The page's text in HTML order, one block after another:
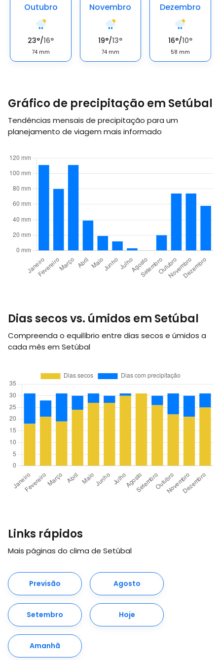
Outubro
23°/16°
74 mm
Novembro
19°/13°
74 mm
Dezembro
16°/10°
58 mm
Gráfico de precipitação em Setúbal
Tendências mensais de precipitação para um
planejamento de viagem mais informado
Dias secos vs. úmidos em Setúbal
Compreenda o equilíbrio entre dias secos e úmidos a
cada mês em Setúbal
Links rápidos
Mais páginas do clima de Setúbal
Previsão Agosto
Setembro Hoje
Amanhã